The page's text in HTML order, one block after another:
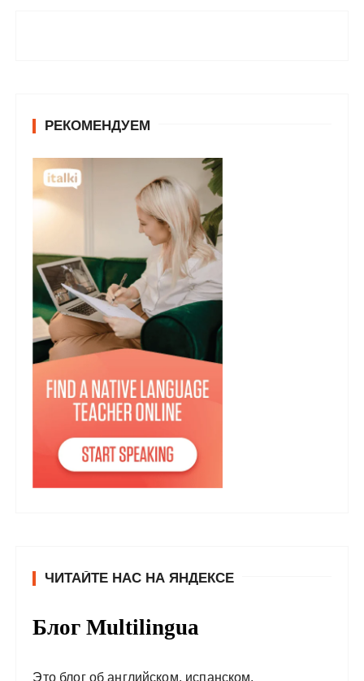
РЕКОМЕНДУЕМ
ЧИТАЙТЕ НАС НА ЯНДЕКСЕ
Блог Multilingua
Это блог об английском, испанском,